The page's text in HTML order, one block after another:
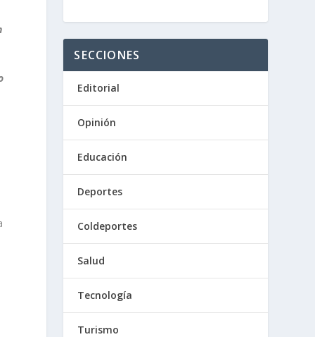
SECCIONES
Editorial
Opinión
Educación
Deportes
Coldeportes
Salud
Tecnología
Turismo